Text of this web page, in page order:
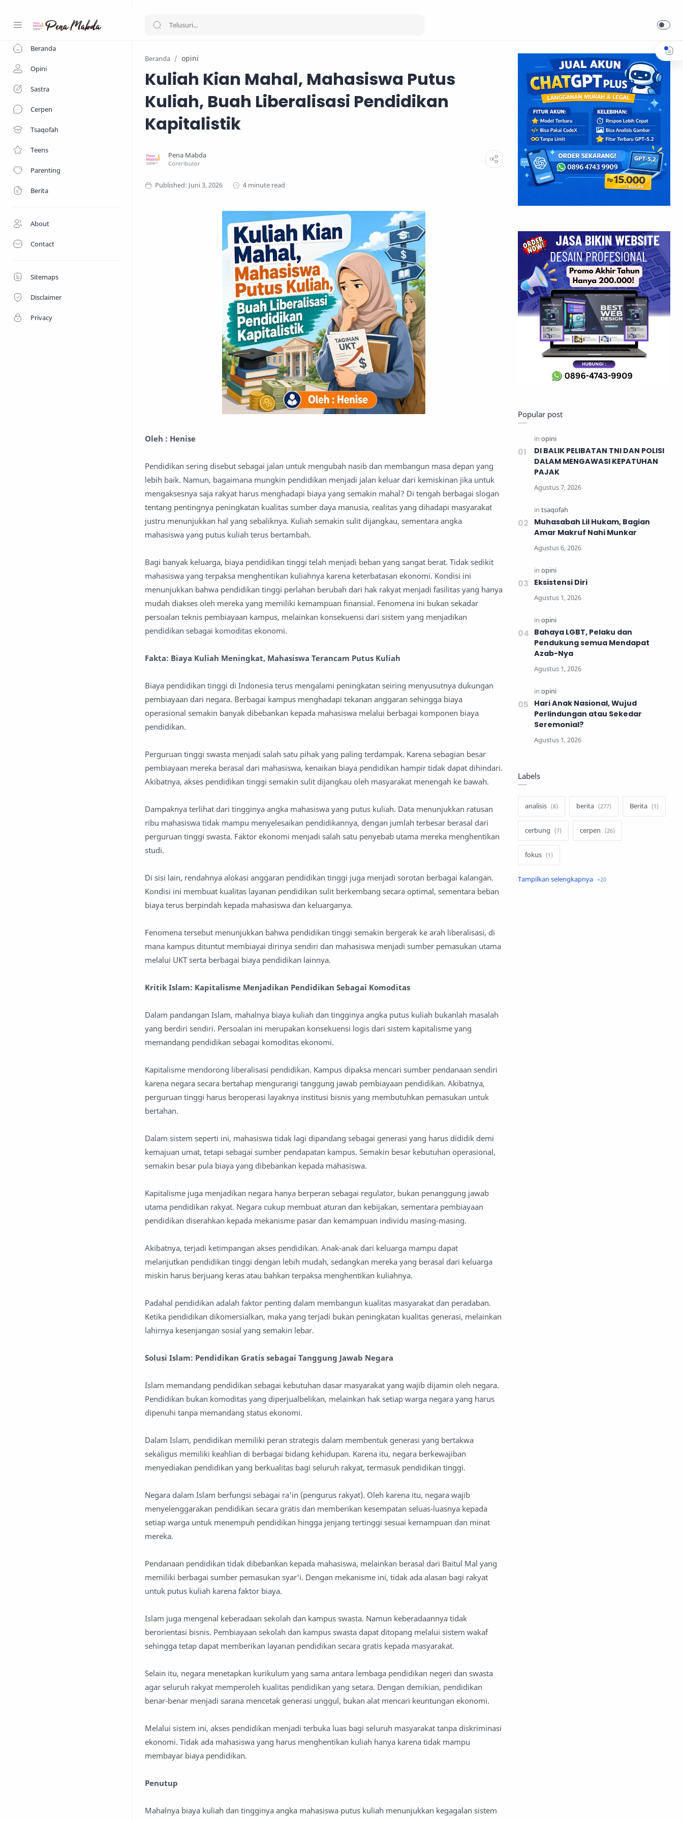
Beranda
Opini
Sastra
Cerpen
Tsaqofah
Teens
Parenting
Berita
About
Contact
Sitemaps
Disclaimer
Privacy
Beranda opini
Kuliah Kian Mahal, Mahasiswa Putus
Kuliah, Buah Liberalisasi Pendidikan
Kapitalistik
4 minute read
Oleh : Henise
Pendidikan sering disebut sebagai jalan untuk mengubah nasib dan membangun masa depan yang
lebih baik. Namun, bagaimana mungkin pendidikan menjadi jalan keluar dari kemiskinan jika untuk
mengaksesnya saja rakyat harus menghadapi biaya yang semakin mahal? Di tengah berbagai slogan
tentang pentingnya peningkatan kualitas sumber daya manusia, realitas yang dihadapi masyarakat
justru menunjukkan hal yang sebaliknya. Kuliah semakin sulit dijangkau, sementara angka
mahasiswa yang putus kuliah terus bertambah.
Bagi banyak keluarga, biaya pendidikan tinggi telah menjadi beban yang sangat berat. Tidak sedikit
mahasiswa yang terpaksa menghentikan kuliahnya karena keterbatasan ekonomi. Kondisi ini
menunjukkan bahwa pendidikan tinggi perlahan berubah dari hak rakyat menjadi fasilitas yang hanya
mudah diakses oleh mereka yang memiliki kemampuan finansial. Fenomena ini bukan sekadar
persoalan teknis pembiayaan kampus, melainkan konsekuensi dari sistem yang menjadikan
pendidikan sebagai komoditas ekonomi.
Fakta: Biaya Kuliah Meningkat, Mahasiswa Terancam Putus Kuliah
Biaya pendidikan tinggi di Indonesia terus mengalami peningkatan seiring menyusutnya dukungan
pembiayaan dari negara. Berbagai kampus menghadapi tekanan anggaran sehingga biaya
operasional semakin banyak dibebankan kepada mahasiswa melalui berbagai komponen biaya
pendidikan.
Perguruan tinggi swasta menjadi salah satu pihak yang paling terdampak. Karena sebagian besar
pembiayaan mereka berasal dari mahasiswa, kenaikan biaya pendidikan hampir tidak dapat dihindari.
Akibatnya, akses pendidikan tinggi semakin sulit dijangkau oleh masyarakat menengah ke bawah.
Dampaknya terlihat dari tingginya angka mahasiswa yang putus kuliah. Data menunjukkan ratusan
ribu mahasiswa tidak mampu menyelesaikan pendidikannya, dengan jumlah terbesar berasal dari
perguruan tinggi swasta. Faktor ekonomi menjadi salah satu penyebab utama mereka menghentikan
studi.
Di sisi lain, rendahnya alokasi anggaran pendidikan tinggi juga menjadi sorotan berbagai kalangan.
Kondisi ini membuat kualitas layanan pendidikan sulit berkembang secara optimal, sementara beban
biaya terus berpindah kepada mahasiswa dan keluarganya.
Fenomena tersebut menunjukkan bahwa pendidikan tinggi semakin bergerak ke arah liberalisasi, di
mana kampus dituntut membiayai dirinya sendiri dan mahasiswa menjadi sumber pemasukan utama
melalui UKT serta berbagai biaya pendidikan lainnya.
Kritik Islam: Kapitalisme Menjadikan Pendidikan Sebagai Komoditas
Dalam pandangan Islam, mahalnya biaya kuliah dan tingginya angka putus kuliah bukanlah masalah
yang berdiri sendiri. Persoalan ini merupakan konsekuensi logis dari sistem kapitalisme yang
memandang pendidikan sebagai komoditas ekonomi.
Kapitalisme mendorong liberalisasi pendidikan. Kampus dipaksa mencari sumber pendanaan sendiri
karena negara secara bertahap mengurangi tanggung jawab pembiayaan pendidikan. Akibatnya,
perguruan tinggi harus beroperasi layaknya institusi bisnis yang membutuhkan pemasukan untuk
bertahan.
Dalam sistem seperti ini, mahasiswa tidak lagi dipandang sebagai generasi yang harus dididik demi
kemajuan umat, tetapi sebagai sumber pendapatan kampus. Semakin besar kebutuhan operasional,
semakin besar pula biaya yang dibebankan kepada mahasiswa.
Kapitalisme juga menjadikan negara hanya berperan sebagai regulator, bukan penanggung jawab
utama pendidikan rakyat. Negara cukup membuat aturan dan kebijakan, sementara pembiayaan
pendidikan diserahkan kepada mekanisme pasar dan kemampuan individu masing-masing.
Akibatnya, terjadi ketimpangan akses pendidikan. Anak-anak dari keluarga mampu dapat
melanjutkan pendidikan tinggi dengan lebih mudah, sedangkan mereka yang berasal dari keluarga
miskin harus berjuang keras atau bahkan terpaksa menghentikan kuliahnya.
Padahal pendidikan adalah faktor penting dalam membangun kualitas masyarakat dan peradaban.
Ketika pendidikan dikomersialkan, maka yang terjadi bukan peningkatan kualitas generasi, melainkan
lahirnya kesenjangan sosial yang semakin lebar.
Solusi Islam: Pendidikan Gratis sebagai Tanggung Jawab Negara
Islam memandang pendidikan sebagai kebutuhan dasar masyarakat yang wajib dijamin oleh negara.
Pendidikan bukan komoditas yang diperjualbelikan, melainkan hak setiap warga negara yang harus
dipenuhi tanpa memandang status ekonomi.
Dalam Islam, pendidikan memiliki peran strategis dalam membentuk generasi yang bertakwa
sekaligus memiliki keahlian di berbagai bidang kehidupan. Karena itu, negara berkewajiban
menyediakan pendidikan yang berkualitas bagi seluruh rakyat, termasuk pendidikan tinggi.
Negara dalam Islam berfungsi sebagai ra'in (pengurus rakyat). Oleh karena itu, negara wajib
menyelenggarakan pendidikan secara gratis dan memberikan kesempatan seluas-luasnya kepada
setiap warga untuk menempuh pendidikan hingga jenjang tertinggi sesuai kemampuan dan minat
mereka.
Pendanaan pendidikan tidak dibebankan kepada mahasiswa, melainkan berasal dari Baitul Mal yang
memiliki berbagai sumber pemasukan syar'i. Dengan mekanisme ini, tidak ada alasan bagi rakyat
untuk putus kuliah karena faktor biaya.
Islam juga mengenal keberadaan sekolah dan kampus swasta. Namun keberadaannya tidak
berorientasi bisnis. Pembiayaan sekolah dan kampus swasta dapat ditopang melalui sistem wakaf
sehingga tetap dapat memberikan layanan pendidikan secara gratis kepada masyarakat.
Selain itu, negara menetapkan kurikulum yang sama antara lembaga pendidikan negeri dan swasta
agar seluruh rakyat memperoleh kualitas pendidikan yang setara. Dengan demikian, pendidikan
benar-benar menjadi sarana mencetak generasi unggul, bukan alat mencari keuntungan ekonomi.
Melalui sistem ini, akses pendidikan menjadi terbuka luas bagi seluruh masyarakat tanpa diskriminasi
ekonomi. Tidak ada mahasiswa yang harus menghentikan kuliah hanya karena tidak mampu
membayar biaya pendidikan.
Penutup
Mahalnya biaya kuliah dan tingginya angka mahasiswa putus kuliah menunjukkan kegagalan sistem
Popular post
DI BALIK PELIBATAN TNI DAN POLISI
DALAM MENGAWASI KEPATUHAN
PAJAK
Muhasabah Lil Hukam, Bagian
Amar Makruf Nahi Munkar
Eksistensi Diri
Bahaya LGBT, Pelaku dan
Pendukung semua Mendapat
Azab-Nya
Hari Anak Nasional, Wujud
Perlindungan atau Sekedar
Seremonial?
Labels
analisis berita Berita
cerbung cerpen
fokus
hukum internasional